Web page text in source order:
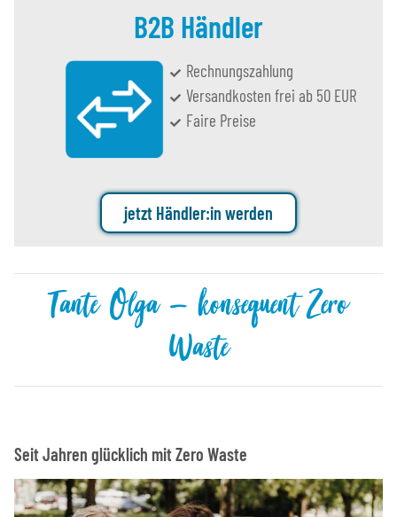
B2B Händler
Rechnungszahlung
Versandkosten frei ab 50 EUR
Faire Preise
jetzt Händler:in werden
Tante Olga – konsequent Zero
Waste
Seit Jahren glücklich mit Zero Waste